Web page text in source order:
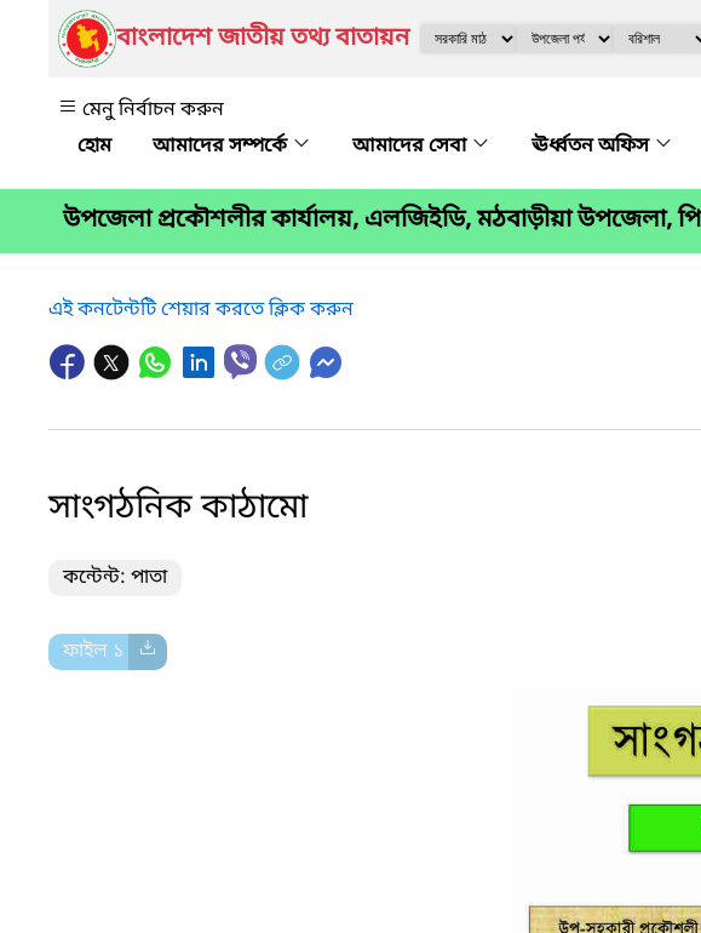
বাংলাদেশ জাতীয় তথ্য বাতায়ন
মেনু নির্বাচন করুন
আমাদের সম্পর্কে
আমাদের সেবা ঊর্ধ্বতন অফিস
উপজেলা প্রকৌশলীর কার্যালয়, এলজিইডি, মঠবাড়ীয়া উপজেলা,
এই কনটেন্টটি শেয়ার করতে ক্লিক করুন
সাংগঠনিক কাঠামো
কন্টেন্ট: পাতা
ফাইল ১